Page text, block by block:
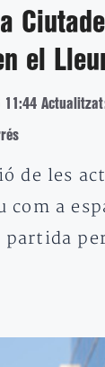
el
11:44
de les
com a
partida